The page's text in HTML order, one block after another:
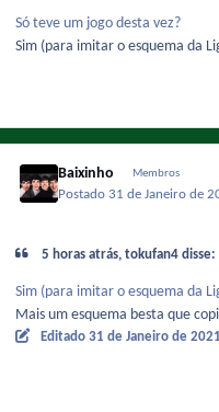
Só teve um jogo desta vez?
Sim (para imitar o esquema da
Baixinho Membros
Postado 31 de Janeiro de
5 horas atrás, tokufan4 disse:
Sim (para imitar o esquema da
Mais um esquema besta que
Editado 31 de Janeiro de 2021